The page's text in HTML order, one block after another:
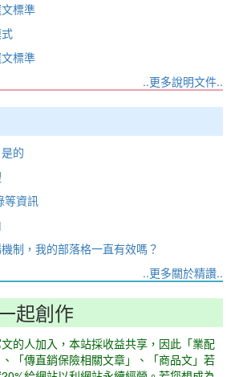
標準
標準
..更多說明文件..
的
等資訊
制，我的部落格一直有效嗎？
..更多關於精讚..
起創作
的人加入，本站採收益共享，因此「業配
「傳直銷保險相關文章」、「商品文」若